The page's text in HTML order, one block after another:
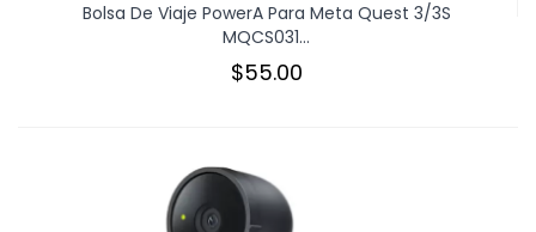
Bolsa De Viaje PowerA Para Meta Quest 3/3S
MQCS031...
$55.00